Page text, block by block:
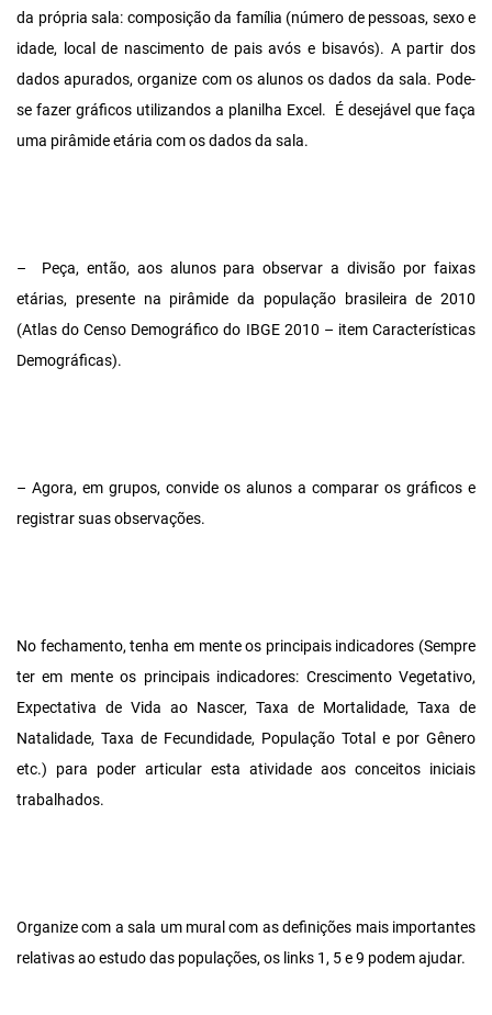
da própria sala: composição da família (número de pessoas, sexo e
idade, local de nascimento de pais avós e bisavós). A partir dos
dados apurados, organize com os alunos os dados da sala. Pode-
se fazer gráficos utilizandos a planilha Excel. É desejável que faça
uma pirâmide etária com os dados da sala.
– Peça, então, aos alunos para observar a divisão por faixas
etárias, presente na pirâmide da população brasileira de 2010
(Atlas do Censo Demográfico do IBGE 2010 – item Características
Demográficas).
– Agora, em grupos, convide os alunos a comparar os gráficos e
registrar suas observações.
No fechamento, tenha em mente os principais indicadores (Sempre
ter em mente os principais indicadores: Crescimento Vegetativo,
Expectativa de Vida ao Nascer, Taxa de Mortalidade, Taxa de
Natalidade, Taxa de Fecundidade, População Total e por Gênero
etc.) para poder articular esta atividade aos conceitos iniciais
trabalhados.
Organize com a sala um mural com as definições mais importantes
relativas ao estudo das populações, os links 1, 5 e 9 podem ajudar.